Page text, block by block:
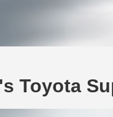
Toyota